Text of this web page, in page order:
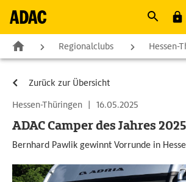
Regionalclubs Hessen-
Zurück zur Übersicht
Hessen-Thüringen | 16.05.2025
ADAC Camper des Jahres 2025
Bernhard Pawlik gewinnt Vorrunde in